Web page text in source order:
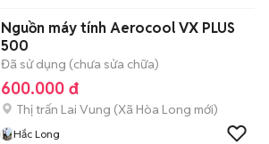
Nguồn máy tính Aerocool VX PLUS
500
Đã sử dụng (chưa sửa chữa)
600.000 đ
Thị trấn Lai Vung (Xã Hòa Long mới)
Hắc Long